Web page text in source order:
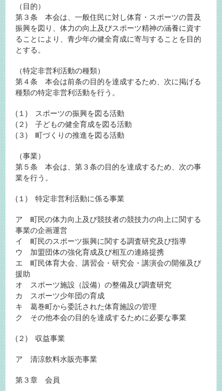
（目的）
第３条 本会は、一般住民に対し体育・スポーツの普及
振興を図り、体力の向上及びスポーツ精神の涵養に資す
ることにより、青少年の健全育成に寄与することを目的
とする。
（特定非営利活動の種類）
第４条 本会は前条の目的を達成するため、次に掲げる
種類の特定非営利活動を行う。
(１) スポーツの振興を図る活動
(２) 子どもの健全育成を図る活動
(３) 町づくりの推進を図る活動
（事業）
第５条 本会は、第３条の目的を達成するため、次の事
業を行う。
(１) 特定非営利活動に係る事業
ア 町民の体力向上及び競技者の競技力の向上に関する
事業の企画運営
イ 町民のスポーツ振興に関する調査研究及び指導
ウ 加盟団体の強化育成及び相互の連絡提携
エ 町民体育大会、講習会・研究会・講演会の開催及び
援助
オ スポーツ施設（設備）の整備及び調査研究
カ スポーツ少年団の育成
キ 葛巻町から委託された体育施設の管理
ク その他本会の目的を達成するために必要な事業
(２) 収益事業
ア 清涼飲料水販売事業
第３章 会員